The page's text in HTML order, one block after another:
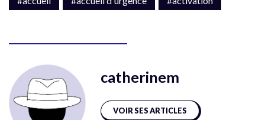
catherinem
VOIR SES ARTICLES